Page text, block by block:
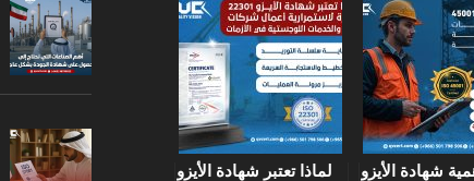
شهادة الأيزو
لماذا تعتبر شهادة الأيزو